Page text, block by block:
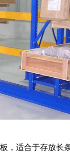
适合于存放长